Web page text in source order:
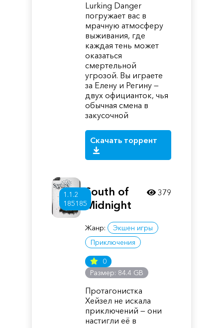
Lurking Danger
погружает вас в
мрачную атмосферу
выживания, где
каждая тень может
оказаться
смертельной
угрозой. Вы играете
за Елену и Регину —
двух официанток, чья
обычная смена в
закусочной
Скачать торрент
1.1.2
185185
South of
Midnight
Жанр:
Экшен игры
Приключения
0
Размер: 84.4 GB
Протагонистка
Хейзел не искала
приключений — они
настигли её в
379